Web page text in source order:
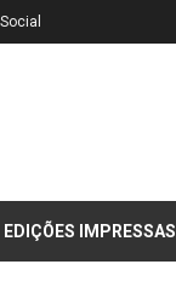
EDIÇÕES IMPRESSAS